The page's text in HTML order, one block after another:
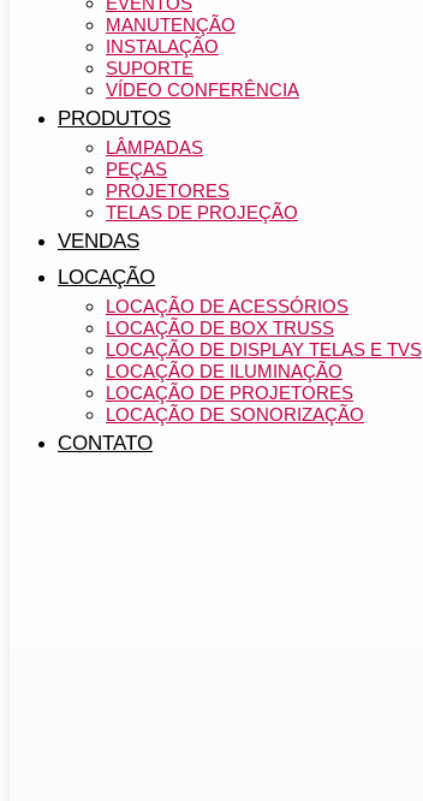
MANUTENÇÃO
INSTALAÇÃO
SUPORTE
VÍDEO CONFERÊNCIA
PRODUTOS
LÂMPADAS
PEÇAS
PROJETORES
TELAS DE PROJEÇÃO
VENDAS
LOCAÇÃO
LOCAÇÃO DE ACESSÓRIOS
LOCAÇÃO DE BOX TRUSS
LOCAÇÃO DE DISPLAY TELAS E TVS
LOCAÇÃO DE ILUMINAÇÃO
LOCAÇÃO DE PROJETORES
LOCAÇÃO DE SONORIZAÇÃO
CONTATO